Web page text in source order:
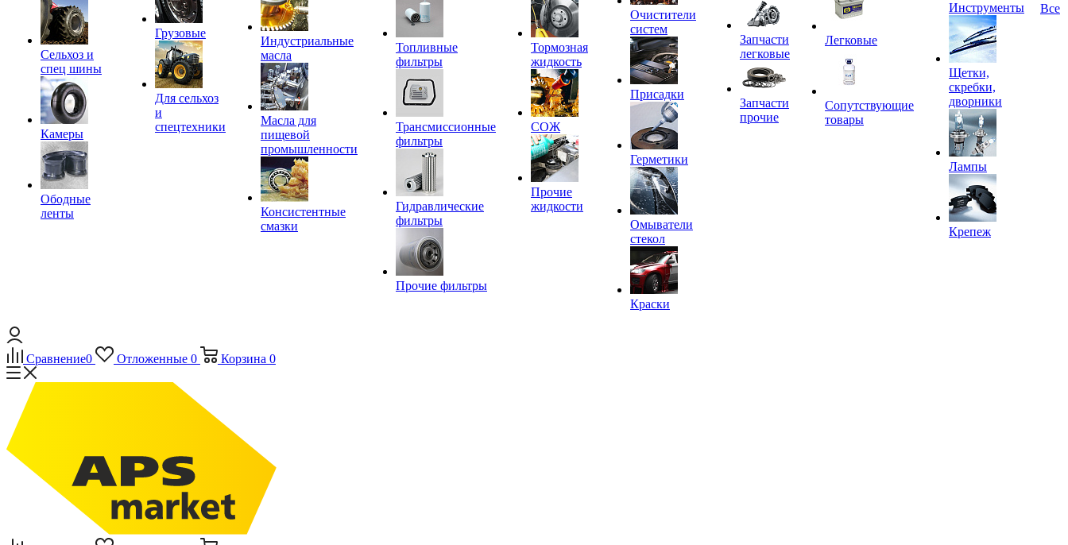
Сельхоз и
спец шины
Камеры
Ободные
ленты
Грузовые
Для сельхоз
и
спецтехники
Индустриальные
масла
Масла для
пищевой
промышленности
Консистентные
смазки
Топливные
фильтры
Трансмиссионные
фильтры
Гидравлические
фильтры
Прочие фильтры
Тормозная
жидкость
СОЖ
Прочие
жидкости
Очистители
систем
Присадки
Герметики
Омыватели
стекол
Краски
Запчасти
легковые
Запчасти
прочие
Легковые
Сопутствующие
товары
Инструменты
Щетки,
скребки,
дворники
Лампы
Крепеж
Все
Сравнение0 Отложенные 0 Корзина 0